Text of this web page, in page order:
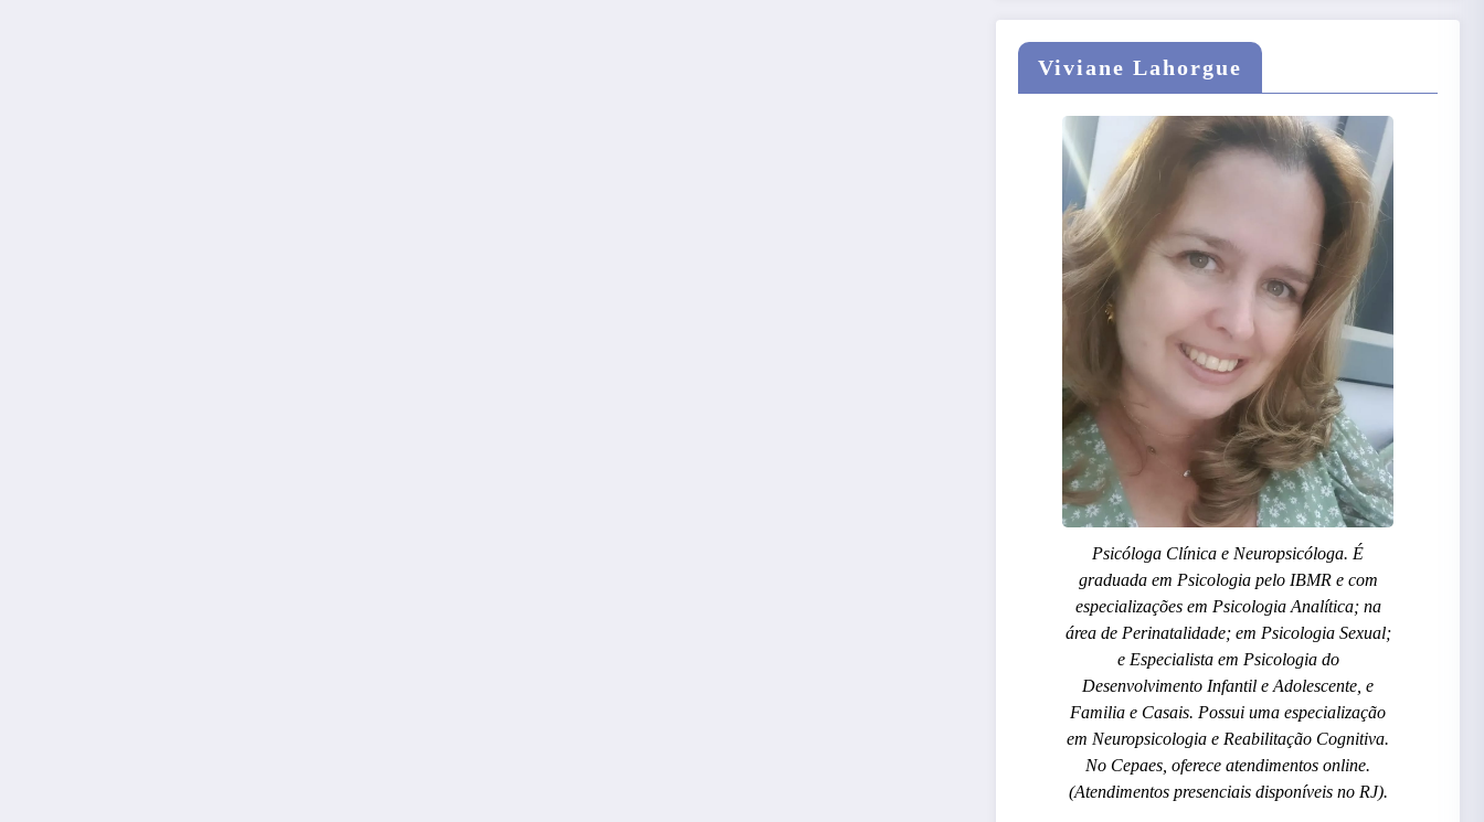
Viviane Lahorgue
Psicóloga Clínica e Neuropsicóloga. É
graduada em Psicologia pelo IBMR e com
especializações em Psicologia Analítica; na
área de Perinatalidade; em Psicologia Sexual;
e Especialista em Psicologia do
Desenvolvimento Infantil e Adolescente, e
Familia e Casais. Possui uma especialização
em Neuropsicologia e Reabilitação Cognitiva.
No Cepaes, oferece atendimentos online.
(Atendimentos presenciais disponíveis no RJ).